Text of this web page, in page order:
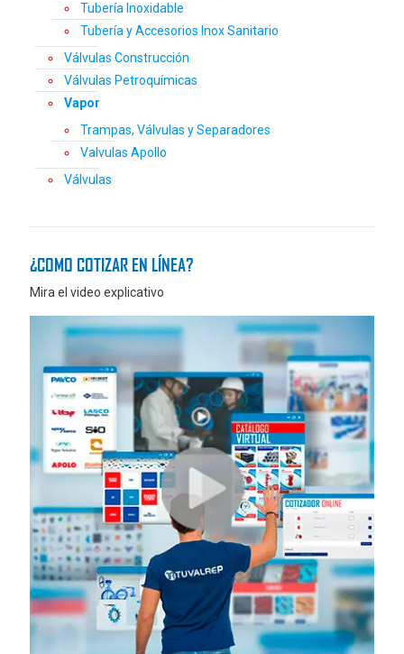
Tubería Inoxidable
Tubería y Accesorios Inox Sanitario
Válvulas Construcción
Válvulas Petroquímicas
Vapor
Trampas, Válvulas y Separadores
Valvulas Apollo
Válvulas
¿COMO COTIZAR EN LÍNEA?
Mira el video explicativo